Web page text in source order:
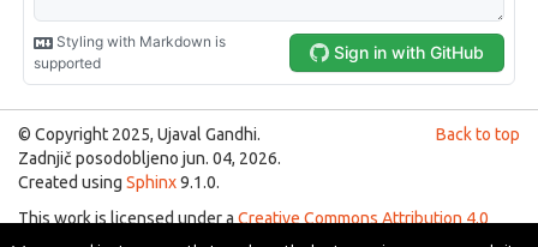
Back to top
© Copyright 2025, Ujaval Gandhi.
Zadnjič posodobljeno jun. 04, 2026.
Created using Sphinx9.1.0.
This work is licensed under aCreative Commons Attribution 4.0
International License